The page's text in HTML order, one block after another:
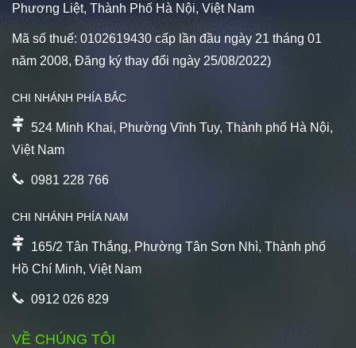
Phương Liệt, Thành Phố Hà Nội, Việt Nam
Mã số thuế: 0102619430 cấp lần đầu ngày 21 tháng 01
năm 2008, Đăng ký thay đổi ngày 25/08/2022)
CHI NHÁNH PHÍA BẮC
524 Minh Khai, Phường Vĩnh Tuy, Thành phố Hà Nội,
Việt Nam
0981 228 766
CHI NHÁNH PHÍA NAM
165/2 Tân Thắng, Phường Tân Sơn Nhì, Thành phố
Hồ Chí Minh, Việt Nam
0912 026 829
VỀ CHÚNG TÔI